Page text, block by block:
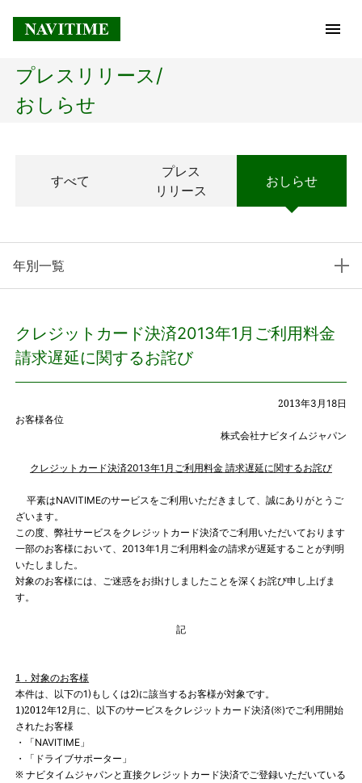
トップページ
経営理念
プレスリリース
法人向けサービス
プレスリリース/
おしらせ
すべて
プレス
リリース
おしらせ
年別一覧
クレジットカード決済2013年1月ご利用料金
請求遅延に関するお詫び
2013年3 月18日
お客様各位
株式会社ナビタイムジャパン
クレジットカード決済2013年1 月ご利用料金 請求遅延に関するお詫び
平素はNAVITIMEのサービスをご利用いただきまして、誠にありがとうご
ざいます。
この度、弊社サービスをクレジットカード決済でご利用いただいております
一部のお客様において、
2013年1 月ご利用料金の請求が遅延することが判明
いたしました。
対象のお客様には、ご迷惑をお掛けしましたことを深くお詫び申し上げま
す。
記
1 ．対象のお客様
本件は、以下の1) もしくは2)に該当するお客様が対象です。
1)2012年12月に、以下のサービスをクレジットカード決済(※)でご利用開始
されたお客様
・「NAVITIME 」
・「ドライブサポーター」
※ ナビタイムジャパンと直接クレジットカード決済でご登録いただいている